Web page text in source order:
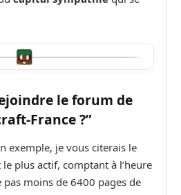
le forum de
France ?”
exemple, je vous citerais le
le plus actif, comptant à l’heure
pas moins de 6400 pages de